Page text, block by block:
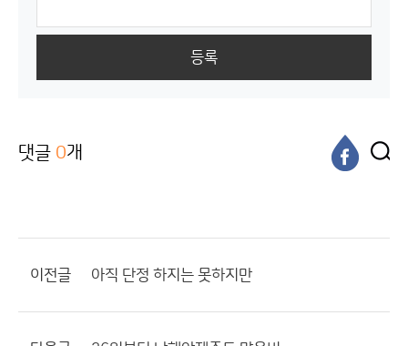
등록
댓글 0개
이전글 아직 단정 하지는 못하지만